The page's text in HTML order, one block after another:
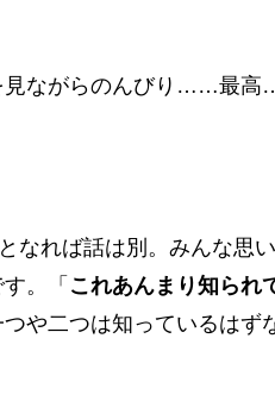
見ながらのんびり……最
なれば話は別。みんな思
。「 これあんまり知られ
や二つは知っているはず